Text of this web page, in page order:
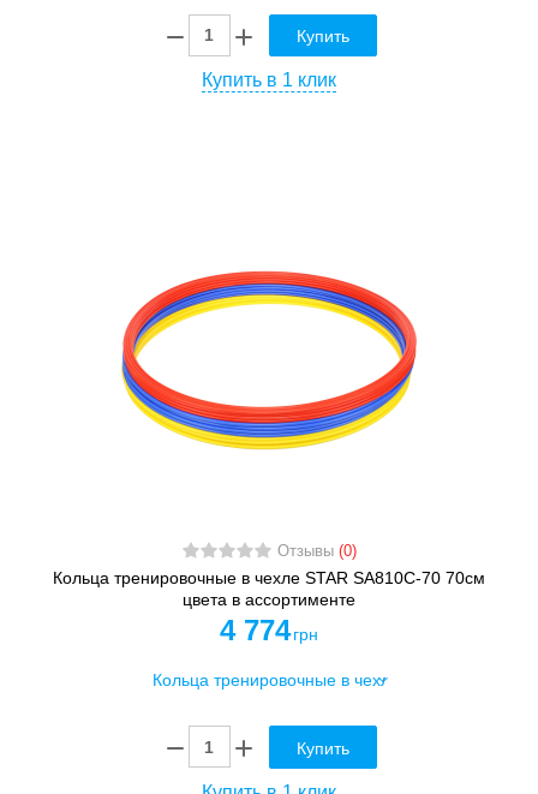
Купить
Купить в 1 клик
Отзывы (0)
Кольца тренировочные в чехле STAR SA810C-70 70см
цвета в ассортименте
4 774 грн
Купить